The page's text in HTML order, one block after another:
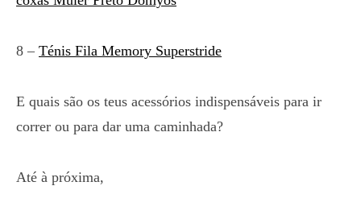
8 – Ténis Fila Memory Superstride
E quais são os teus acessórios indispensáveis para ir
correr ou para dar uma caminhada?
Até à próxima,